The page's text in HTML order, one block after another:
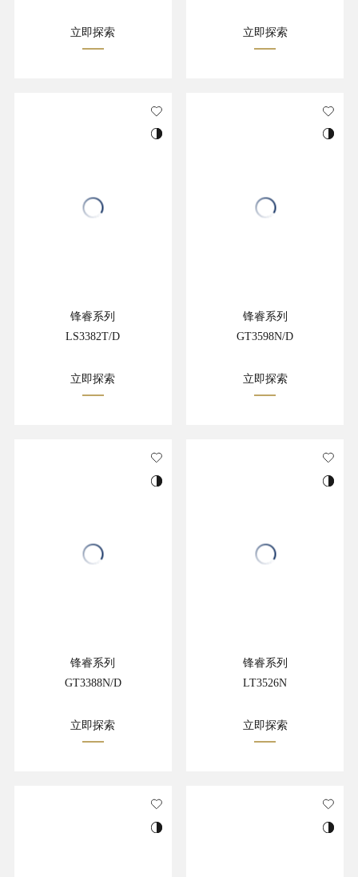
立即探索 立即探索
锋睿系列
LS3382T/D
立即探索
锋睿系列
GT3598N/D
立即探索
锋睿系列
GT3388N/D
立即探索
锋睿系列
LT3526N
立即探索